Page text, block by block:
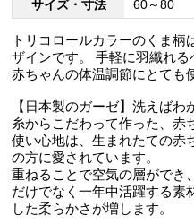
サイズ・寸法
60～80
トリコロールカラーのくま
ザインです。 手軽に羽織れる
赤ちゃんの体温調節にとても
【日本製のガーゼ】洗えばわ
糸からこだわって作った、赤
使い心地は、生まれたての赤
の方に愛されています。
重ねることで空気の層ができ
だけでなく一年中活躍する素
した柔らかさが増します。